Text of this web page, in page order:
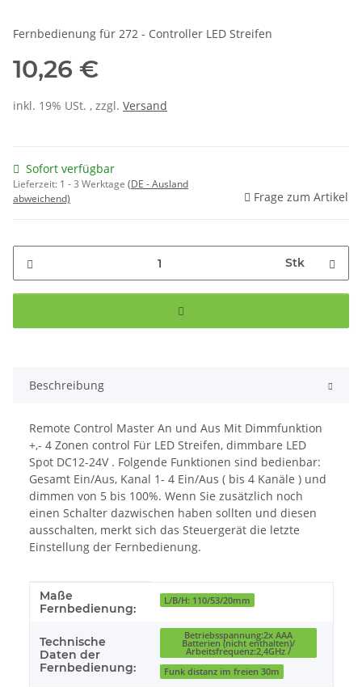
Fernbedienung für 272 - Controller LED Streifen
10,26 €
inkl. 19% USt. , zzgl. Versand
Sofort verfügbar
Lieferzeit: 1 - 3 Werktage (DE - Ausland
abweichend)
Frage zum Artikel
Stk
Beschreibung
Remote Control Master An und Aus Mit Dimmfunktion
+,- 4 Zonen control Für LED Streifen, dimmbare LED
Spot DC12-24V . Folgende Funktionen sind bedienbar:
Gesamt Ein/Aus, Kanal 1- 4 Ein/Aus ( bis 4 Kanäle ) und
dimmen von 5 bis 100%. Wenn Sie zusätzlich noch
einen Schalter dazwischen haben sollten und diesen
ausschalten, merkt sich das Steuergerät die letzte
Einstellung der Fernbedienung.
Produkteigenschaft
Wert
Maße
Fernbedienung:
L/B/H: 110/53/20mm
Technische
Daten der
Fernbedienung:
Betriebsspannung:2x AAA
Batterien (nicht enthalten)/
Arbeitsfrequenz:2,4GHz /
Funk distanz im freien 30m